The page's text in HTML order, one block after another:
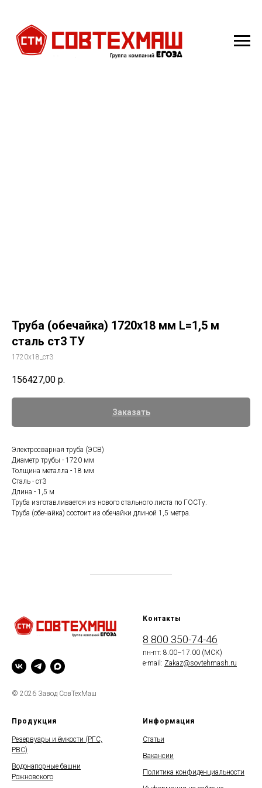
Труба (обечайка) 1720х18 мм L=1,5 м
сталь ст3 ТУ
1720х18_ст3
156427,00 р.
Заказать
Электросварная труба (ЭСВ)
Диаметр трубы - 1720 мм
Толщина металла - 18 мм
Сталь - ст3
Длина - 1,5 м
Труба изготавливается из нового стального листа по ГОСТу.
Труба (обечайка) состоит из обечайки длиной 1,5 метра.
© 2026 Завод СовТехМаш
Контакты
8 800 350-74-46
пн-пт: 8.00–17.00 (МСК)
e-mail: Zakaz@sovtehmash.ru
Продукция
Резервуары и ёмкости (РГС,
РВС)
Водонапорные башни
Рожновского
Информация
Статьи
Вакансии
Политика конфиденциальности